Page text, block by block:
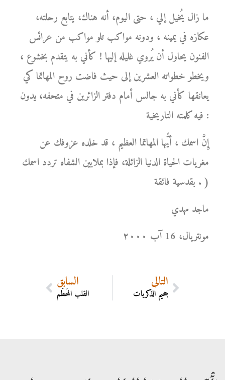
ما زال يُخيل إلي ، حتى اليوم، أنه هناك، يتابع رحلته،
عكازه في يمينه ، ودونه مواكب تلو مواكب من عرائس
الفنون يحاول أن يُروي غليله إليها ! كأني به يتقدم بخشوع ،
ويخطو خطواته العشرين إلى حيث فاضت روح المهاتما كي
يعانقها كأني به جالس أمام دفتر الزائرين في متحفه، يدون
فيه كلمته التاريخية :
إِنَّ اسمك ، أيُّها المهاتما العظيم ، قد خلده عزوفك عن
مغريات الحياة الدنيا الزائلة، فإذا بملايين الشفاه تردد اسمك
بقدسية فائقة . )
ماجد مهدي
مونتریال، 16 آب ۲۰۰۰
السابق
القلب المُحطَم
التالي
جحيم الذكريات